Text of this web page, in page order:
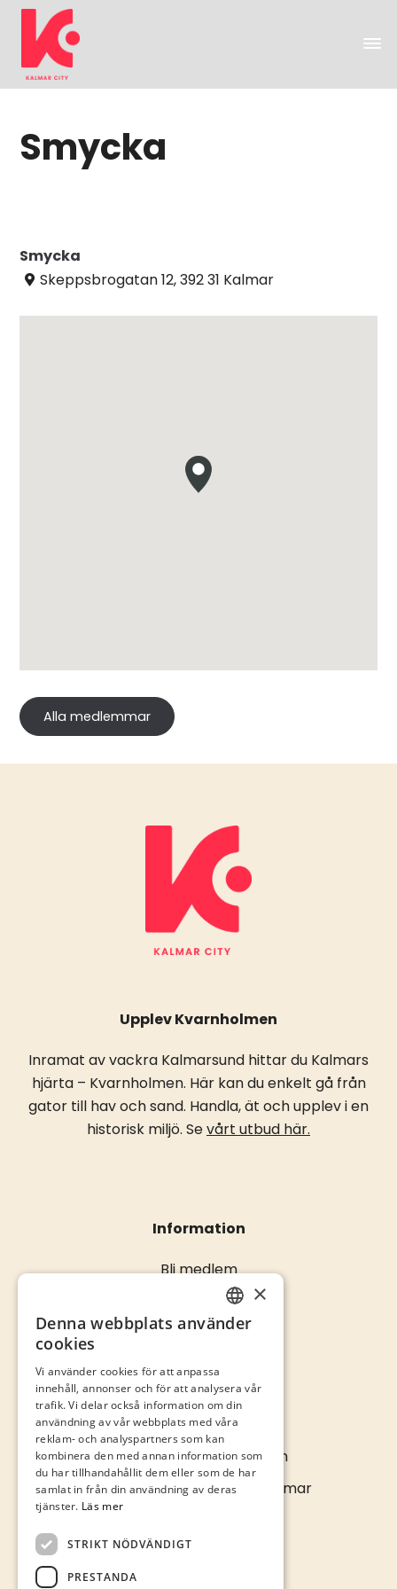
Smycka
Smycka
Skeppsbrogatan 12, 392 31 Kalmar
Alla medlemmar
Upplev Kvarnholmen
Inramat av vackra Kalmarsund hittar du Kalmars
hjärta – Kvarnholmen. Här kan du enkelt gå från
gator till hav och sand. Handla, ät och upplev i en
historisk miljö. Sevårt utbud här.
Information
Bli medlem
Öppettider
Kontakta oss
Kontakta oss
info@kalmarcity.com
Norra Långgatan 16 • Kalmar
SWEDISH
×
Denna webbplats använder
cookies
Vi använder cookies för att anpassa
innehåll, annonser och för att analysera vår
trafik. Vi delar också information om din
användning av vår webbplats med våra
reklam- och analyspartners som kan
kombinera den med annan information som
du har tillhandahållit dem eller som de har
samlat in från din användning av deras
tjänster. Läs mer
STRIKT NÖDVÄNDIGT
PRESTANDA